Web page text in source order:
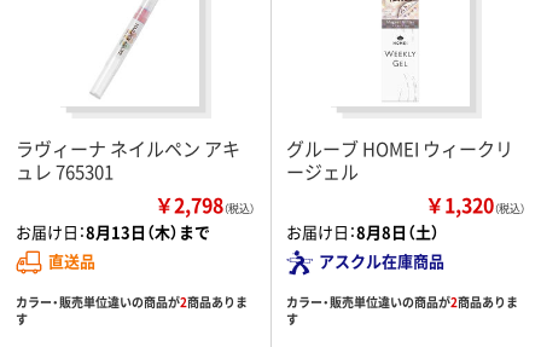
ラヴィーナ ネイルペン アキ
ュレ 765301
￥2,798（税込）
お届け日：8月13日（木）まで
直送品
カラー・販売単位違いの商品が2商品ありま
す
グルーブ HOMEI ウィークリ
ージェル
￥1,320（税込）
お届け日：8月8日（土）
アスクル在庫商品
カラー・販売単位違いの商品が2商品ありま
す